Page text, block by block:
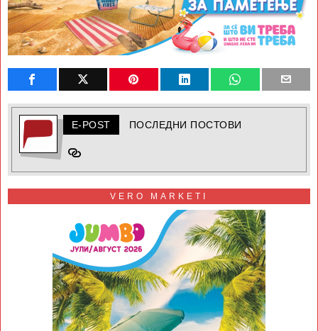
E-POST ПОСЛЕДНИ ПОСТОВИ
VERO MARKETI